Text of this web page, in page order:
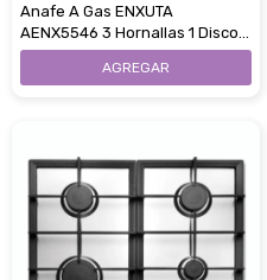
Anafe A Gas ENXUTA
AENX5546 3 Hornallas 1 Disco -
Acero Inoxidable